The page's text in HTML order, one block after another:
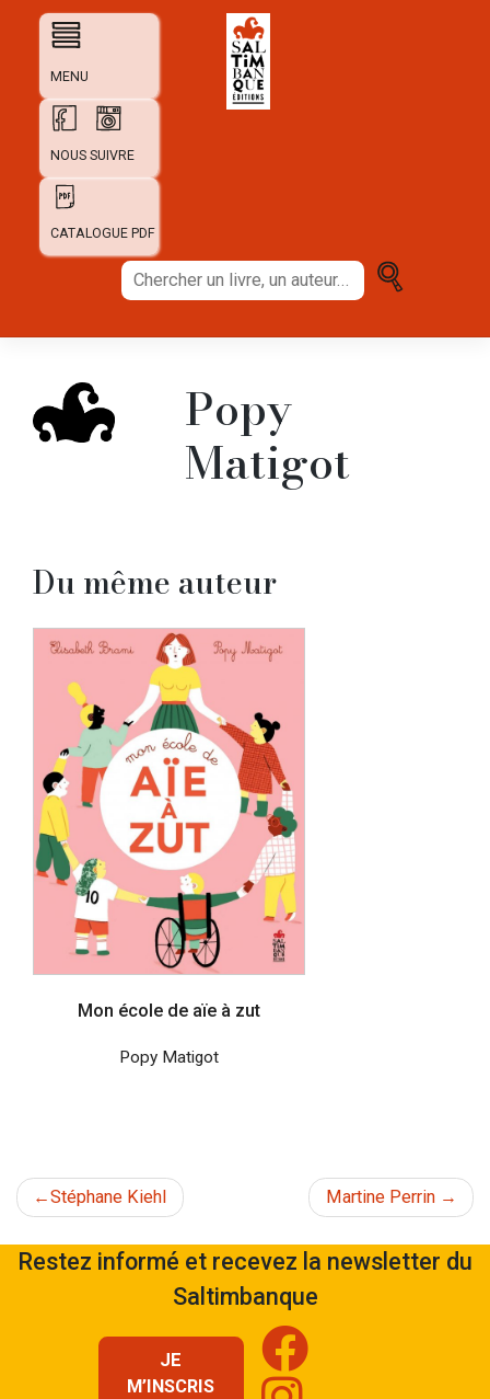
MENU
NOUS SUIVRE
CATALOGUE PDF
Chercher
un
Popy
Matigot
Du même auteur
Mon école de aïe à zut
Popy Matigot
Navigation
de
l’article
Stéphane Kiehl Martine Perrin
Restez informé et recevez la newsletter du
Saltimbanque
JE
M’INSCRIS